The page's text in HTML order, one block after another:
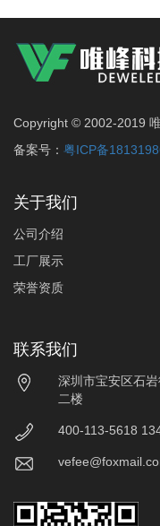
Copyright © 2002-2019
备案号： 粤ICP备
关于我们
公司介绍
工厂展示
荣誉资质
联系我们
深圳市宝安区石
二楼
400-113-5618